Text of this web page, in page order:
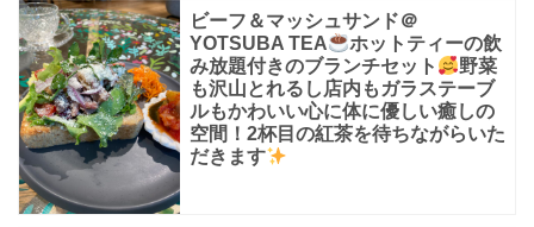
ビーフ＆マッシュサンド＠
YOTSUBA TEA
ホットティーの飲
み放題付きのブランチセット
野菜
も沢山とれるし店内もガラステーブ
ルもかわいい心に体に優しい癒しの
空間！2杯目の紅茶を待ちながらいた
だきます